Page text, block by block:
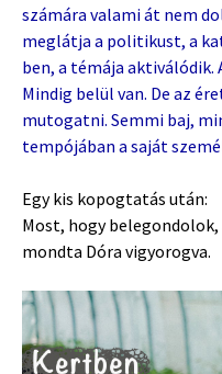
számára valami át nem
meglátja a politikust, a
ben, a témája
Mindig belül van. De az
mutogatni. Semmi baj,
tempójában a saját
Egy kis kopogtatás után:
Most, hogy belegondolok,
mondta Dóra vigyorogva.